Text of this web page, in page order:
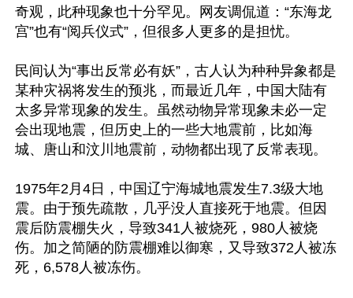
奇观，此种现象也十分罕见。网友调侃道：“东海龙
宫”也有“阅兵仪式”，但很多人更多的是担忧。
民间认为“事出反常必有妖”，古人认为种种异象都是
某种灾祸将发生的预兆，而最近几年，中国大陆有
太多异常现象的发生。虽然动物异常现象未必一定
会出现地震，但历史上的一些大地震前，比如海
城、唐山和汶川地震前，动物都出现了反常表现。
1975年2月4日，中国辽宁海城地震发生7.3级大地
震。由于预先疏散，几乎没人直接死于地震。但因
震后防震棚失火，导致341人被烧死，980人被烧
伤。加之简陋的防震棚难以御寒，又导致372人被冻
死，6,578人被冻伤。